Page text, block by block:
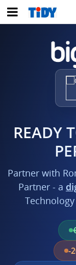
READY
Partner with
Partner - a
-